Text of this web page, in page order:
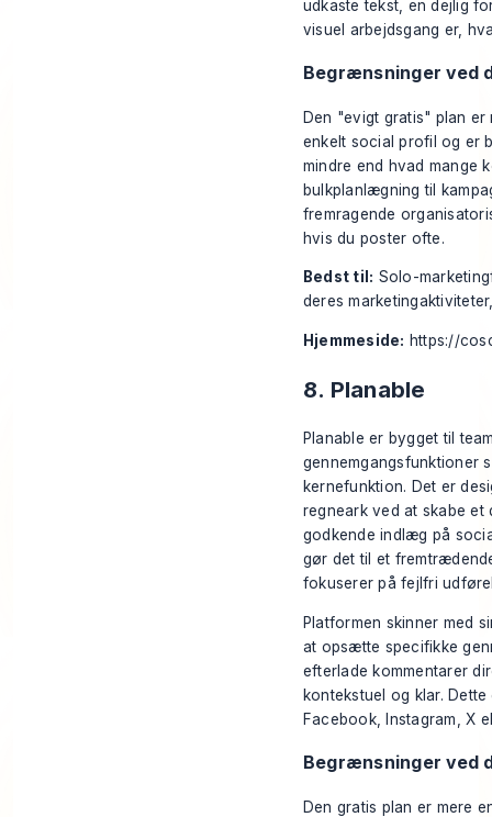
udkaste tekst, en dejlig
visuel arbejdsgang er,
Begrænsninger ved
Den "evigt gratis" plan
enkelt social profil og er
mindre end hvad mange
bulkplanlægning til
fremragende
hvis du poster ofte.
Bedst til: Solo-
deres
Hjemmeside: https://
8. Planable
Planable er bygget til
gennemgangsfunktioner
kernefunktion. Det er
regneark ved at skabe et
godkende indlæg på
gør det til et
fokuserer på fejlfri
Platformen skinner med
at opsætte specifikke
efterlade kommentarer
kontekstuel og klar.
Facebook, Instagram, X
Begrænsninger ved
Den gratis plan er mere